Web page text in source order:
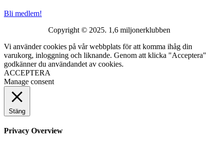
Bli medlem!
Copyright © 2025. 1,6 miljonerklubben
Vi använder cookies på vår webbplats för att komma ihåg din
varukorg, inloggning och liknande. Genom att klicka "Acceptera"
godkänner du användandet av cookies.
ACCEPTERA
Manage consent
Stäng
Privacy Overview